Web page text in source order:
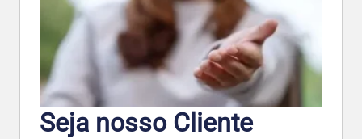
Seja nosso Cliente